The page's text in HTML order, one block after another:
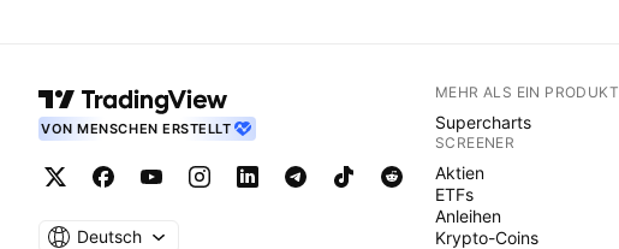
VON MENSCHEN ERSTELLT
Deutsch
MEHR ALS EIN PRODUKT
Supercharts
SCREENER
Aktien
ETFs
Anleihen
Krypto-Coins